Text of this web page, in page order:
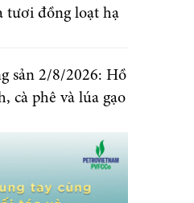
tươi đồng loạt hạ
sản 2/8/2026: Hồ
cà phê và lúa gạo